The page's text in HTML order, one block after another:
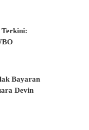
WBA,
Bayaran
Devin